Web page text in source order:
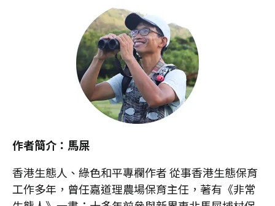
作者簡介：馬屎
香港生態人、綠色和平專欄作者 從事香港生態保育
工作多年，曾任嘉道理農場保育主任，著有《非常